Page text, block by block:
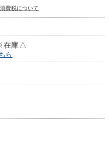
消費税について
在庫△
ら